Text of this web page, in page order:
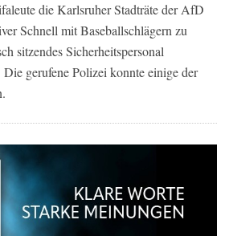
die Karlsruher Stadträte der AfD
Schnell mit Baseballschlägern zu
sitzendes Sicherheitspersonal
gerufene Polizei konnte einige der